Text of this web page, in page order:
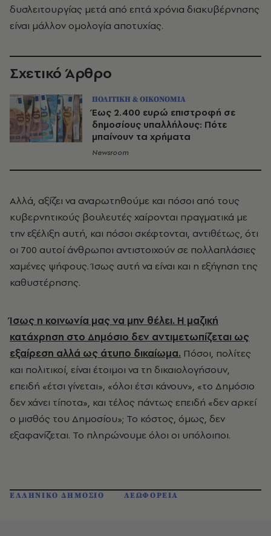
δυσλειτουργίας μετά από επτά χρόνια διακυβέρνησης
είναι μάλλον ομολογία αποτυχίας.
Σχετικό Άρθρο
ΠΟΛΙΤΙΚΗ & ΟΙΚΟΝΟΜΙΑ
Έως 2.400 ευρώ επιστροφή σε
δημοσίους υπαλλήλους: Πότε
μπαίνουν τα χρήματα
Newsroom
Αλλά, αξίζει να αναρωτηθούμε και πόσοι από τους
κυβερνητικούς βουλευτές χαίρονται πραγματικά με
την εξέλιξη αυτή, και πόσοι σκέφτονται, αντιθέτως, ότι
οι 700 αυτοί άνθρωποι αντιστοιχούν σε πολλαπλάσιες
χαμένες ψήφους. Ίσως αυτή να είναι και η εξήγηση της
καθυστέρησης.
Ίσως η κοινωνία μας να μην θέλει. Η μαζική
κατάχρηση στο Δημόσιο δεν αντιμετωπίζεται ως
εξαίρεση αλλά ως άτυπο δικαίωμα. Πόσοι, πολίτες
και πολιτικοί, είναι έτοιμοι να τη δικαιολογήσουν,
επειδή «έτσι γίνεται», «όλοι έτσι κάνουν», «το Δημόσιο
δεν χάνει τίποτα», και τέλος πάντως επειδή «δεν αρκεί
ο μισθός του Δημοσίου»; Το κόστος, όμως, δεν
εξαφανίζεται. Το πληρώνουμε όλοι οι υπόλοιποι.
ΕΛΛΗΝΙΚΟ ΔΗΜΟΣΙΟ ΛΕΩΦΟΡΕΙΑ